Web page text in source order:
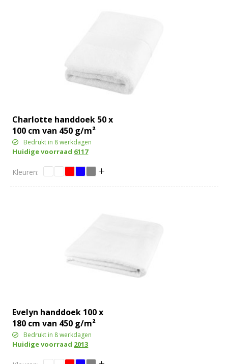
Charlotte handdoek 50 x
100 cm van 450 g/m²
katoen
Bedrukt in 8 werkdagen
Huidige voorraad 6117
Evelyn handdoek 100 x
180 cm van 450 g/m²
katoen
Bedrukt in 8 werkdagen
Huidige voorraad 2013